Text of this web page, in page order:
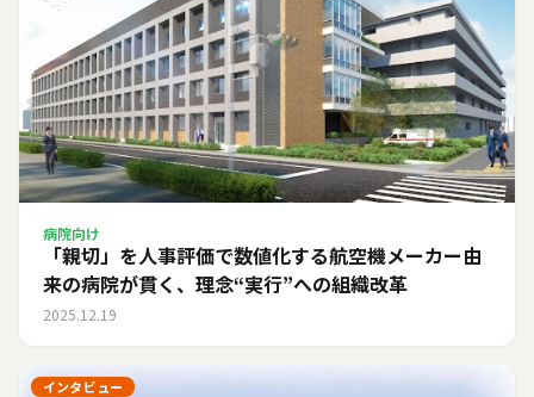
病院向け
「親切」を人事評価で数値化する――航空機メーカー由
来の病院が貫く、理念“実行”への組織改革
2025.12.19
インタビュー